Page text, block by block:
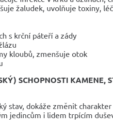
žaludek, uvolňuje toxiny,
s krční páteří a zády
kloubů, zmenšuje otok
SCHOPNOSTI KAMENE,
stav, dokáže změnit
jedincům i lidem trpícím